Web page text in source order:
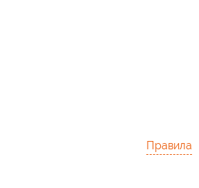
Правила